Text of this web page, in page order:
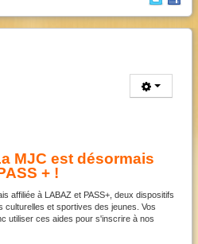
MJC est désormais
+ !
affiliée à LABAZ et PASS+, deux dispositifs
culturelles et sportives des jeunes. Vos
utiliser ces aides pour s'inscrire à nos